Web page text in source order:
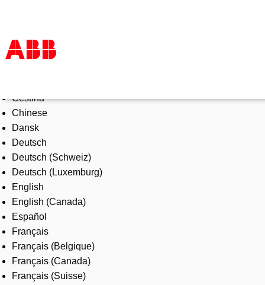
Products & Solutions
Industries
Services
About us
Where to buy
Contact us
Careers
Čeština
Chinese
Dansk
Deutsch
Deutsch (Schweiz)
Deutsch (Luxemburg)
English
English (Canada)
Español
Français
Français (Belgique)
Français (Canada)
Français (Suisse)